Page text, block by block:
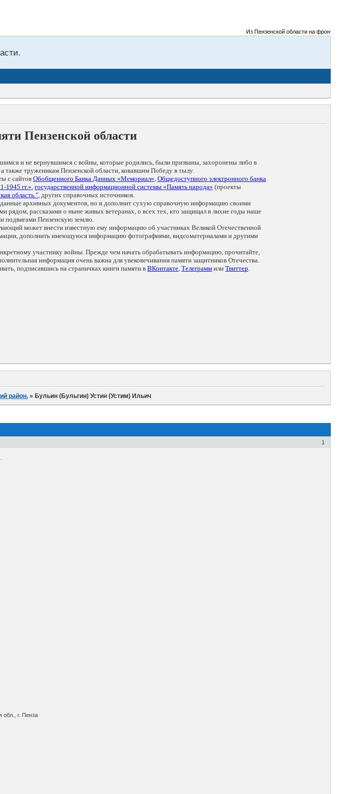
Из Пензенской области на фронты
Пензенской области
и не вернувшимся с войны, которые родились, были призваны, захоронены либо в
также труженикам Пензенской области, ковавшим Победу в тылу.
с сайтовОбобщенного Банка Данных «Мемориал», Общедоступного электронного банка
1945 гг.», государственной информационной системы «Память народа» (проекты
область.", других справочных источников.
данные архивных документов, но и дополнит сухую справочную информацию своими
рядом, рассказами о ныне живых ветеранах, о всех тех, кто защищал в лихие годы наше
подвигами Пензенскую землю.
может внести известную ему информацию об участниках Великой Отечественной
дополнить имеющуюся информацию фотографиями, видеоматериалами и другими
участнику войны. Прежде чем начать обрабатывать информацию, прочитайте,
информация очень важна для увековечивания памяти защитников Отечества.
подписавшись на страничках книги памяти вВКонтакте, Телеграмм или Твиттер.
район. » Бульин (Бульгин) Устин (Устим) Ильич
1
обл., г. Пенза